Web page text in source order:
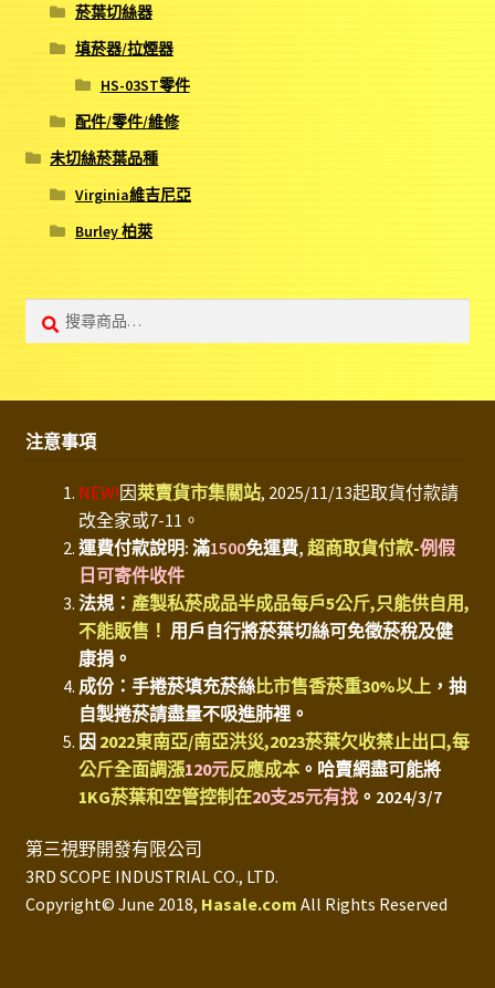
菸葉切絲器
填菸器/拉煙器
HS-03ST零件
配件/零件/維修
未切絲菸葉品種
Virginia維吉尼亞
Burley 柏萊
注意事項
NEW!因萊賣貨市集關站, 2025/11/13起取貨付款請
改全家或7-11。
運費付款說明: 滿1500免運費, 超商取貨付款-例假
日可寄件收件
法規： 產製私菸成品半成品每戶5公斤,只能供自用,
不能販售！ 用戶自行將菸葉切絲可免徵菸稅及健
康捐。
成份：手捲菸填充菸絲比市售香菸重30%以上 ，抽
自製捲菸請盡量不吸進肺裡。
因 2022東南亞/南亞洪災,2023菸葉欠收禁止出口,每
公斤全面調漲120元反應成本。 哈賣網盡可能將
1KG菸葉和空管控制在20支25元有找。2024/3/7
第三視野開發有限公司
3RD SCOPE INDUSTRIAL CO., LTD.
Copyright© June 2018, Hasale.com All Rights Reserved